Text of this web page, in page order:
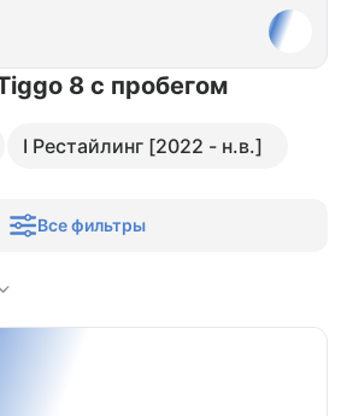
8 с пробегом
I Рестайлинг [2022 - н.в.]
Все фильтры